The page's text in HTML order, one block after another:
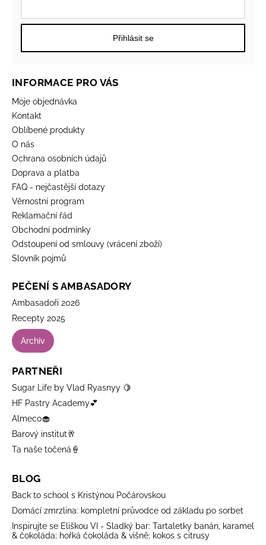
Přihlásit se
INFORMACE PRO VÁS
Moje objednávka
Kontakt
Oblíbené produkty
O nás
Ochrana osobních údajů
Doprava a platba
FAQ - nejčastější dotazy
Věrnostní program
Reklamační řád
Obchodní podmínky
Odstoupení od smlouvy (vrácení zboží)
Slovník pojmů
PEČENÍ S AMBASADORY
Ambasadoři 2026
Recepty 2025
Archiv
PARTNEŘI
Sugar Life by Vlad Ryasnyy 🍋
HF Pastry Academy💕
Almeco🧁
Barový institut🥂
Ta naše točená🍦
BLOG
Back to school s Kristýnou Počárovskou
Domácí zmrzlina: kompletní průvodce od základu po sorbet
Inspirujte se Eliškou VI - Sladký bar: Tartaletky banán, karamel
& čokoláda; hořká čokoláda & višně; kokos s citrusy